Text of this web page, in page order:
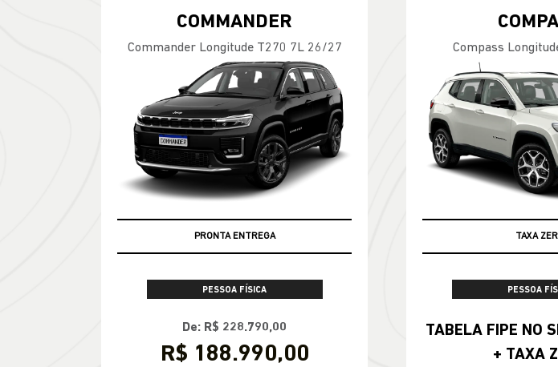
COMMANDER
Commander Longitude T270 7L 26/27
PRONTA ENTREGA
PESSOA FÍSICA
De: R$ 228.790,00
R$ 188.990,00
Compass
TAXA
PESSOA
TABELA FIPE NO SEU SEMINOVO
+ TAXA